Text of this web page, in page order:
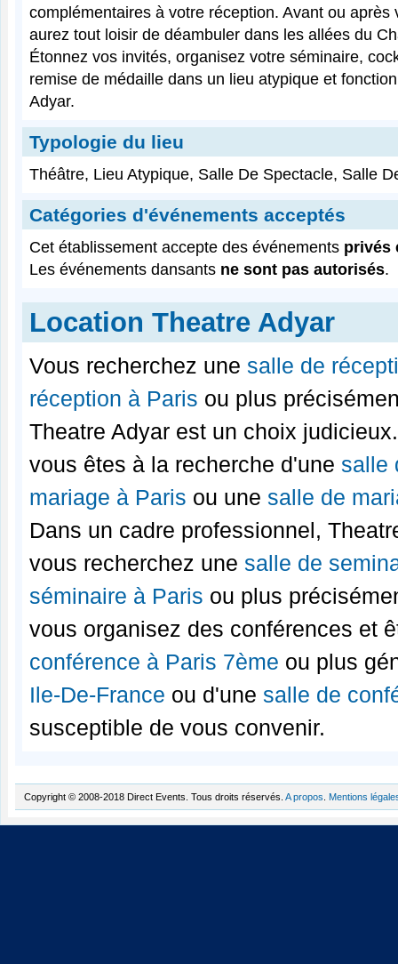
complémentaires à votre réception. Avant ou après
aurez tout loisir de déambuler dans les allées du
Étonnez vos invités, organisez votre séminaire,
remise de médaille dans un lieu atypique et
Adyar.
Typologie du lieu
Théâtre, Lieu Atypique, Salle De Spectacle, Salle
Catégories d'événements acceptés
Cet établissement accepte des événements privés
Les événements dansants ne sont pas autorisés.
Location Theatre Adyar
Vous recherchez une salle de
réception à Paris ou plus
Theatre Adyar est un choix
vous êtes à la recherche d'une salle
mariage à Paris ou une salle de
Dans un cadre professionnel,
vous recherchez une salle de
séminaire à Paris ou plus
vous organisez des conférences et
conférence à Paris 7ème ou plus
Ile-De-France ou d'une salle de
susceptible de vous convenir.
Copyright © 2008-2018 Direct Events. Tous droits réservés. A propos Mentions